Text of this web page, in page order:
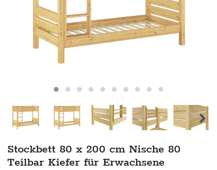
Stockbett 80 x 200 cm Nische 80
Teilbar Kiefer für Erwachsene